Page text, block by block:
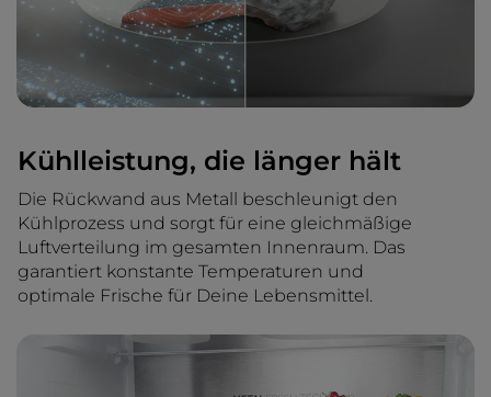
Kühlleistung, die länger hält
Die Rückwand aus Metall beschleunigt den
Kühlprozess und sorgt für eine gleichmäßige
Luftverteilung im gesamten Innenraum. Das
garantiert konstante Temperaturen und
optimale Frische für Deine Lebensmittel.